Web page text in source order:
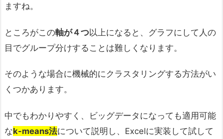
ますね。
ところがこの軸が４つ以上になると、グラフにして人の
目でグループ分けすることは難しくなります。
そのような場合に機械的にクラスタリングする方法がい
くつかあります。
中でもわかりやすく、ビッグデータになっても適用可能
なk-means法について説明し、Excelに実装して試して